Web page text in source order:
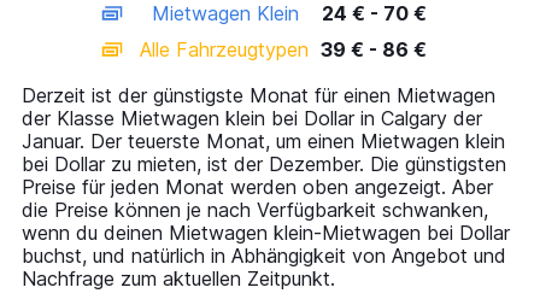
displaying
categories.
14
categories.
The
chart
has
1
Y
axis
displaying
values.
Mietwagen Klein
24 € - 70 €
Alle Fahrzeugtypen 39 € - 86 €
Derzeit ist der günstigste Monat für einen Mietwagen
der Klasse Mietwagen klein bei Dollar in Calgary der
Januar. Der teuerste Monat, um einen Mietwagen klein
bei Dollar zu mieten, ist der Dezember. Die günstigsten
Preise für jeden Monat werden oben angezeigt. Aber
die Preise können je nach Verfügbarkeit schwanken,
wenn du deinen Mietwagen klein-Mietwagen bei Dollar
buchst, und natürlich in Abhängigkeit von Angebot und
Nachfrage zum aktuellen Zeitpunkt.